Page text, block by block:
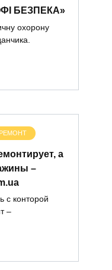
БЕЗПЕКА»
охорону
а
–
с конторой
–